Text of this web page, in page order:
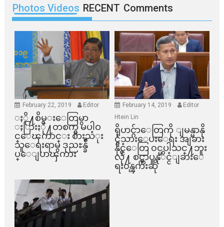
Photos Videos RECENT Comments
February 22, 2019 Editor
ႏို႔စိမ္းေတြမွာ
ႏြားႏို႔တစက္မွ မပါဝ
င္ေၾကာင္း စားသံုး
သူေရးရာမွ ဒုညႊန္ခ်ဳ
ပ္ေျပာၾကား
February 14, 2019
Editor
Htein Lin
ရိုဟင္ဂ်ာေတြကို ျမန္မာနို
င္ငံသားေပးေရး အျခား
နိုင္ငံေတြ ၀င္မပါသင္႔ဘူး
လို႔ စင္ကာပူနုိင္ငံျခားေ
ရး၀န္ၾကီးဆို